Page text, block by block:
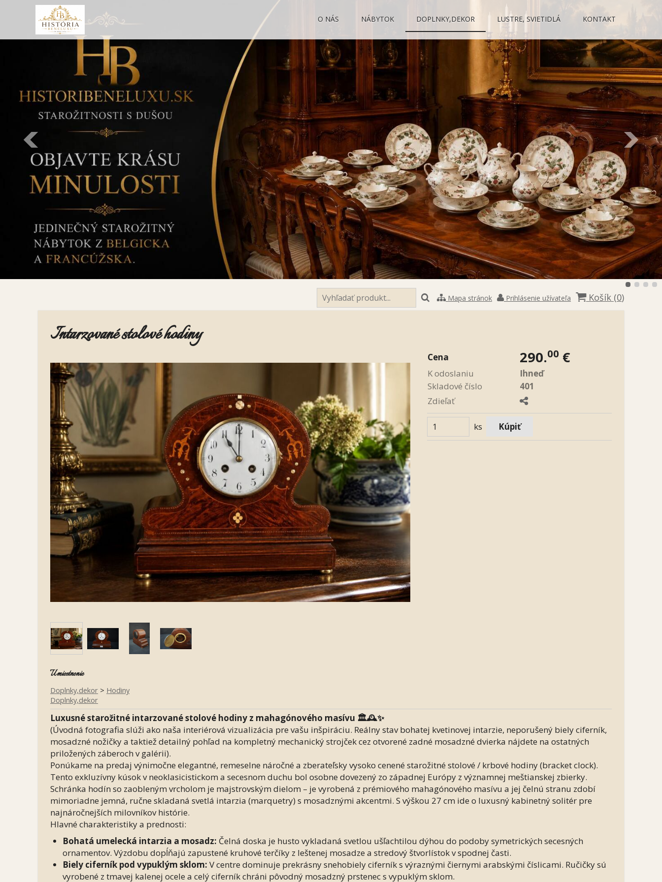
O NÁS NÁBYTOK DOPLNKY,DEKOR LUSTRE, SVIETIDLÁ KONTAKT
Mapa stránok Prihlásenie užívateľa Košík (0)
Intarzované stolové hodiny
Cena 290.00 €
K odoslaniu
Ihneď
Skladové číslo
401
Zdieľať
ks
Umiestnenie
Doplnky,dekor > Hodiny
Doplnky,dekor
Luxusné starožitné intarzované stolové hodiny z mahagónového masívu 🏛️🕰️✨
(Úvodná fotografia slúži ako naša interiérová vizualizácia pre vašu inšpiráciu. Reálny stav bohatej kvetinovej intarzie, neporušený biely ciferník,
mosadzné nožičky a taktiež detailný pohľad na kompletný mechanický strojček cez otvorené zadné mosadzné dvierka nájdete na ostatných
priložených záberoch v galérii).
Ponúkame na predaj výnimočne elegantné, remeselne náročné a zberateľsky vysoko cenené starožitné stolové / krbové hodiny (bracket clock).
Tento exkluzívny kúsok v neoklasicistickom a secesnom duchu bol osobne dovezený zo západnej Európy z významnej meštianskej zbierky.
Schránka hodín so zaobleným vrcholom je majstrovským dielom – je vyrobená z prémiového mahagónového masívu a jej čelnú stranu zdobí
mimoriadne jemná, ručne skladaná svetlá intarzia (marquetry) s mosadznými akcentmi. S výškou 27 cm ide o luxusný kabinetný solitér pre
najnáročnejších milovníkov histórie.
Hlavné charakteristiky a prednosti:
Bohatá umelecká intarzia a mosadz: Čelná doska je husto vykladaná svetlou ušľachtilou dýhou do podoby symetrických secesných
ornamentov. Výzdobu dopĺňajú zapustené kruhové terčíky z leštenej mosadze a stredový štvorlístok v spodnej časti.
Biely ciferník pod vypuklým sklom: V centre dominuje prekrásny snehobiely ciferník s výraznými čiernymi arabskými číslicami. Ručičky sú
vyrobené z tmavej kalenej ocele a celý ciferník chráni pôvodný mosadzný prstenec s vypuklým sklom.